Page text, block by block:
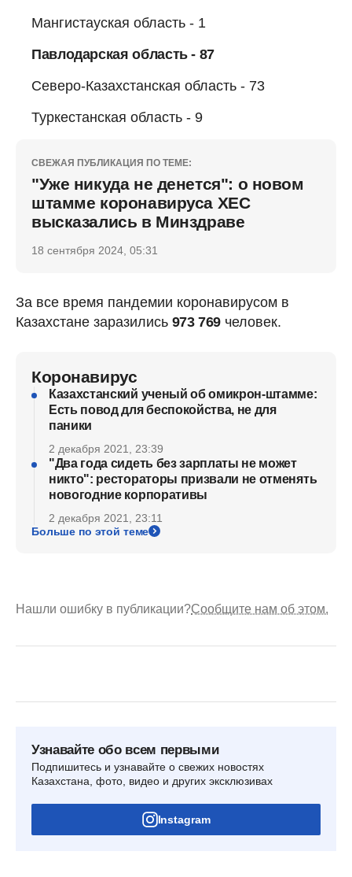
Мангистауская область - 1
Павлодарская область - 87
Северо-Казахстанская область - 73
Туркестанская область - 9
СВЕЖАЯ ПУБЛИКАЦИЯ ПО ТЕМЕ:
"Уже никуда не денется": о новом
штамме коронавируса ХЕС
высказались в Минздраве
18 сентября 2024, 05:31
За все время пандемии коронавирусом в
Казахстане заразились 973 769 человек.
Коронавирус
Казахстанский ученый об омикрон-штамме:
Есть повод для беспокойства, не для
паники
2 декабря 2021, 23:39
"Два года сидеть без зарплаты не может
никто": рестораторы призвали не отменять
новогодние корпоративы
2 декабря 2021, 23:11
Больше по этой теме
Нашли ошибку в публикации?Сообщите нам об этом.
Узнавайте обо всем первыми
Подпишитесь и узнавайте о свежих новостях
Казахстана, фото, видео и других эксклюзивах
Instagram